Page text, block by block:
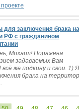
для заключения брака на
РФ с гражданином
Михаил! Поражена
задаваемых Вам
всё же подкину и свои. 1)
брака на